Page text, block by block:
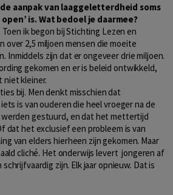
aanpak van laaggeletterdheid soms
is. Wat bedoel je daarmee?
ik begon bij Stichting Lezen en
over 2,5 miljoen mensen die moeite
Inmiddels zijn dat er ongeveer drie miljoen.
gekomen en er is beleid ontwikkeld,
niet kleiner.
bij. Men denkt misschien dat
is van ouderen die heel vroeger na de
gestuurd, en dat het mettertijd
dat het exclusief een probleem is van
van elders hierheen zijn gekomen. Maar
cliché. Het onderwijs levert jongeren af
zijn. Elk jaar opnieuw. Dat is